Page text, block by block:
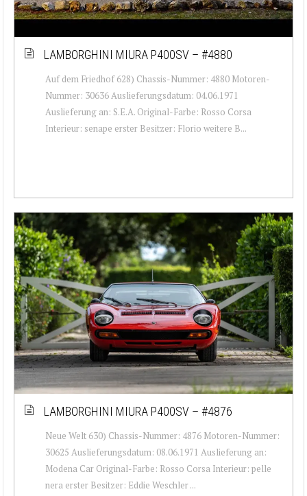
LAMBORGHINI MIURA P400SV – #4880
Auf dem Friedhof 628) Chassis-Nummer: 4880 Motoren-
Nummer: 30636 Auslieferungsdatum: 04.06.1971
Auslieferung an: S.E.A. Original-Farbe: Rosso Corsa
Interieur: senape erster Besitzer: Florio weitere B...
LAMBORGHINI MIURA P400SV – #4876
Neue Welt 630) Chassis-Nummer: 4876 Motoren-Nummer:
30625 Auslieferungsdatum: 08.06.1971 Auslieferung an:
Modena Car Original-Farbe: Rosso Corsa Interieur: pelle
nera erster Besitzer: Eddie Weschler ...